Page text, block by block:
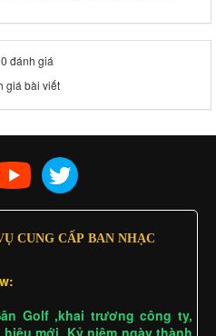
đánh giá
giá bài viết
CUNG CẤP BAN NHẠC
Golf ,khai trương công ty,
mới, Kỷ niệm ngày thành